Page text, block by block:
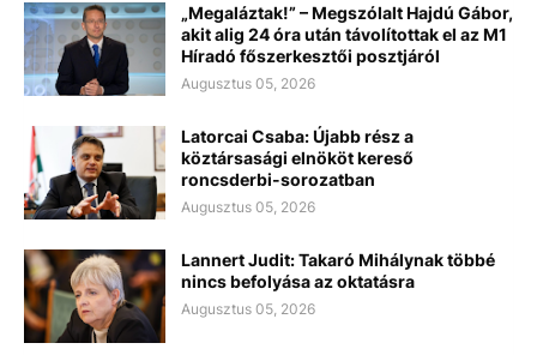
„Megaláztak!” – Megszólalt Hajdú Gábor,
akit alig 24 óra után távolítottak el az M1
Híradó főszerkesztői posztjáról
Augusztus 05, 2026
Latorcai Csaba: Újabb rész a
köztársasági elnököt kereső
roncsderbi-sorozatban
Augusztus 05, 2026
Lannert Judit: Takaró Mihálynak többé
nincs befolyása az oktatásra
Augusztus 05, 2026